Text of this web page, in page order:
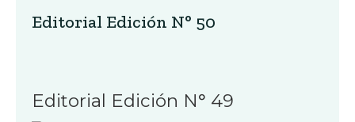
Editorial Edición N° 50
Editorial Edición N° 49